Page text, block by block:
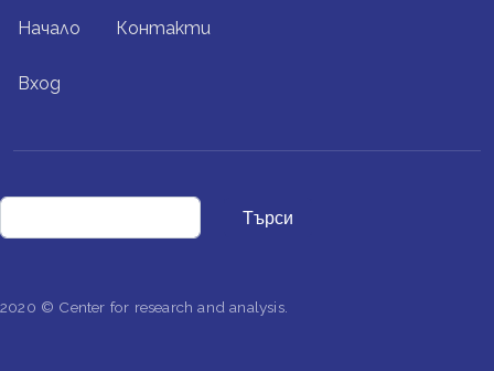
FOOTER MENU
Начало Контакти
USER ACCOUNT MENU
Вход
Търси
2020 © Center for research and analysis.